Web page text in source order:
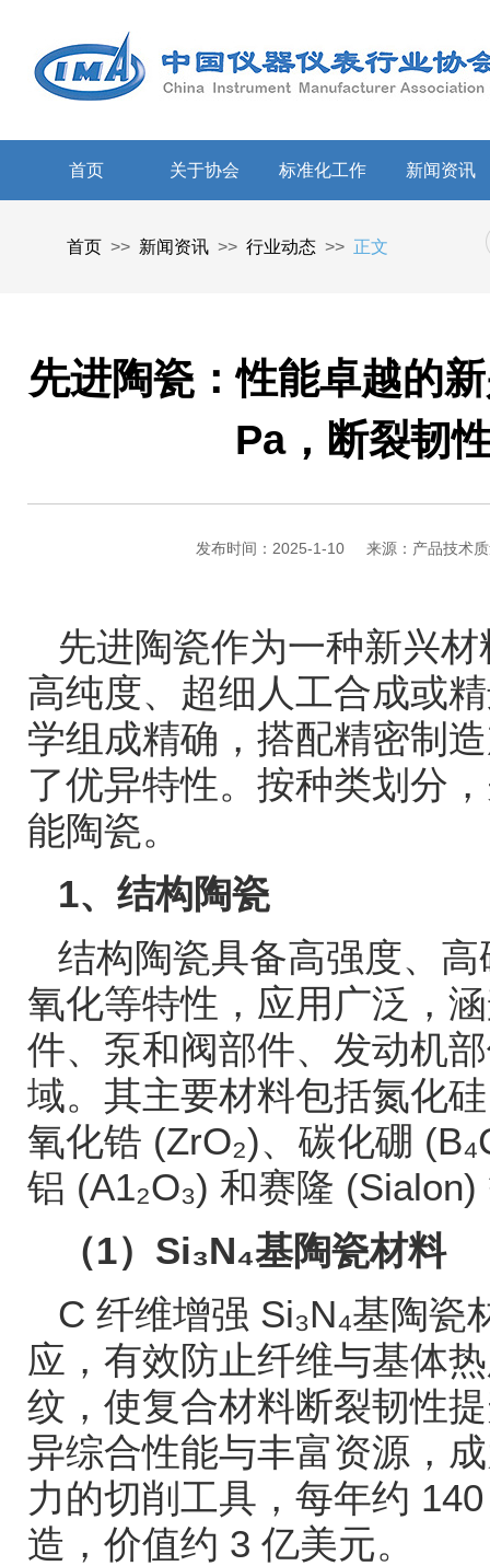
首页 关于协会 标准化工作 新闻资讯
首页 >> 新闻资讯 >> 行业动态 >> 正文
先进陶瓷：性能卓越的
Pa，断裂韧
发布时间：2025-1-10 来源：产品技术
先进陶瓷作为一种新兴
高纯度、超细人工合成或
学组成精确，搭配精密制
了优异特性。按种类划分
能陶瓷。
1、结构陶瓷
结构陶瓷具备高强度、
氧化等特性，应用广泛，
件、泵和阀部件、发动机
域。其主要材料包括氮化硅
氧化锆 (ZrO₂)、碳化硼
铝 (A1₂O₃) 和赛隆 (Sialon)
（1） Si₃N₄基陶瓷材料
C 纤维增强 Si₃N₄基陶瓷
应，有效防止纤维与基体
纹，使复合材料断裂韧性
异综合性能与丰富资源，
力的切削工具，每年约
造，价值约 3 亿美元。